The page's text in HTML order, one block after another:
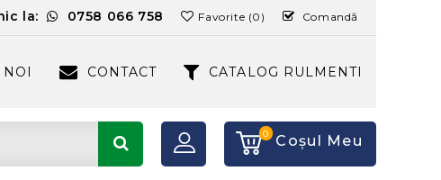
la: 0758 066 758 Favorite (0) Comandă
NOI CONTACT CATALOG RULMENTI
0 Coşul Meu